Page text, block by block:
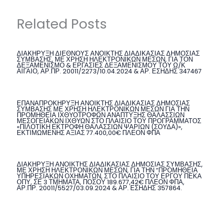
Related Posts
ΔΙΑΚΗΡΥΞΗ ΔΙΕΘΝΟΥΣ ΑΝΟΙΚΤΗΣ ΔΙΑΔΙΚΑΣΙΑΣ ΔΗΜΟΣΙΑΣ
ΣΥΜΒΑΣΗΣ, ΜΕ ΧΡΗΣΗ ΗΛΕΚΤΡΟΝΙΚΩΝ ΜΕΣΩΝ, ΓΙΑ ΤΟΝ
ΔΕΞΑΜΕΝΙΣΜΟ & ΕΡΓΑΣΙΕΣ ΔΕΞΑΜΕΝΙΣΜΟΥ ΤΟΥ Ω/Κ
ΑΙΓΑΙΟ, ΑΡ.ΠΡ. 20011/2273/10.04.2024 & ΑΡ. ΕΣΗΔΗΣ 347467
ΕΠΑΝΑΠΡΟΚΗΡΥΞΗ ΑΝΟΙΚΤΗΣ ΔΙΑΔΙΚΑΣΙΑΣ ΔΗΜΟΣΙΑΣ
ΣΥΜΒΑΣΗΣ ΜΕ ΧΡΗΣΗ ΗΛΕΚΤΡΟΝΙΚΩΝ ΜΕΣΩΝ ΓΙΑ ΤΗΝ
ΠΡΟΜΗΘΕΙΑ ΙΧΘΥΟΤΡΟΦΩΝ ΑΝΑΠΤΥΞΗΣ ΘΑΛΑΣΣΙΩΝ
ΜΕΣΟΓΕΙΑΚΩΝ ΙΧΘΥΩΝ ΣΤΟ ΠΛΑΙΣΙΟ ΤΟΥ ΠΡΟΓΡΑΜΜΑΤΟΣ
«ΠΙΛΟΤΙΚΗ ΕΚΤΡΟΦΗ ΘΑΛΑΣΣΙΩΝ ΨΑΡΙΩΝ (ΣΟΥΔΑ)»,
ΕΚΤΙΜΩΜΕΝΗΣ ΑΞΙΑΣ 77.400,00€ ΠΛΕΟΝ ΦΠΑ
ΔΙΑΚΗΡΥΞΗ ΑΝΟΙΚΤΗΣ ΔΙΑΔΙΚΑΣΙΑΣ ΔΗΜΟΣΙΑΣ ΣΥΜΒΑΣΗΣ,
ΜΕ ΧΡΗΣΗ ΗΛΕΚΤΡΟΝΙΚΩΝ ΜΕΣΩΝ, ΓΙΑ ΤΗΝ “ΠΡΟΜΗΘΕΙΑ
ΥΠΗΡΕΣΙΑΚΩΝ ΟΧΗΜΑΤΩΝ, ΣΤΟ ΠΛΑΙΣΙΟ ΤΟΥ ΕΡΓΟΥ ΠΕΚΑ
ΟΠΥ, ΣΕ 3 ΤΜΗΜΑΤΑ, ΠΟΣΟΥ 189.677,42€ ΠΛΕΟΝ ΦΠΑ,
ΑΡ.ΠΡ. 20011/5527/03.09.2024 & ΑΡ. ΕΣΗΔΗΣ 357864.